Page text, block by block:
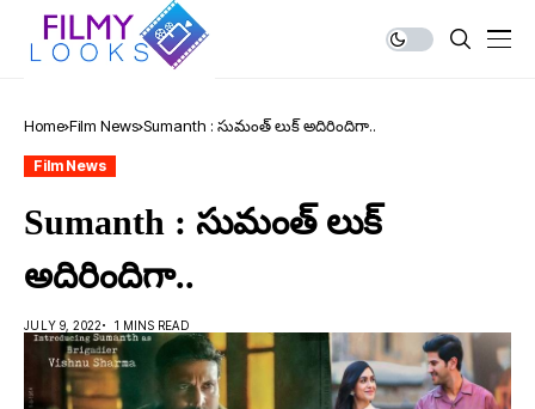
Home Film News Sumanth : సుమంత్ లుక్ అదిరిందిగా..
Film News
Sumanth : సుమంత్ లుక్
అదిరిందిగా..
JULY 9, 2022 1 MINS READ